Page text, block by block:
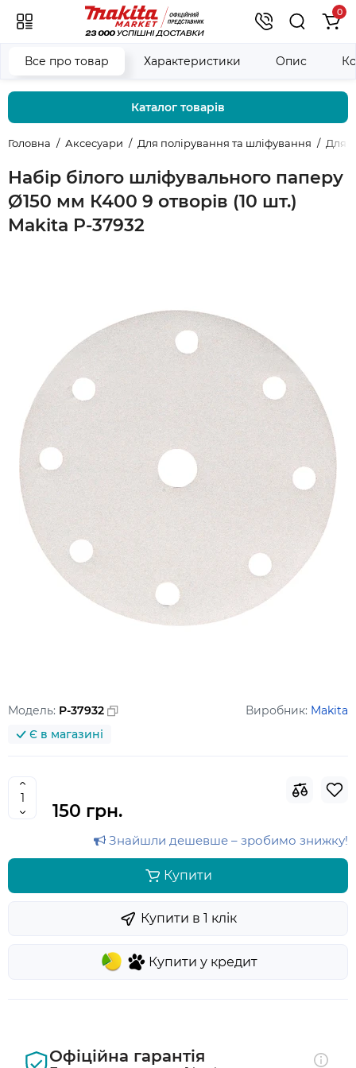
0
Каталог товарів
Головна Аксесуари Для полірування та шліфування Для
Набір білого шліфувального паперу
Ø150 мм К400 9 отворів (10 шт.)
Makita P-37932
Все про товар Характеристики Опис
Модель: P-37932 Виробник: Makita
Є в магазині
150 грн.
Знайшли дешевше – зробимо знижку!
Купити
Купити у кредит
Купити в 1 клiк
Офіційна гарантія